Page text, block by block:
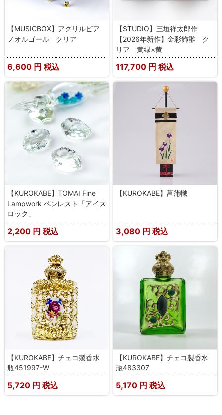
【MUSICBOX】アクリルピア
ノオルゴール クリア
6,600 円 税込
【STUDIO】三垣祥太郎作
【2026年新作】金彩飾雛 ク
リア 黄緑×黄
117,700 円 税込
【KUROKABE】TOMAI Fine
Lampwork ペンレスト「アイス
ロック」
2,200 円 税込
【KUROKABE】菖蒲幟
3,080 円 税込
【KUROKABE】チェコ製香水
瓶451997-W
5,720 円 税込
【KUROKABE】チェコ製香水
瓶483307
5,170 円 税込